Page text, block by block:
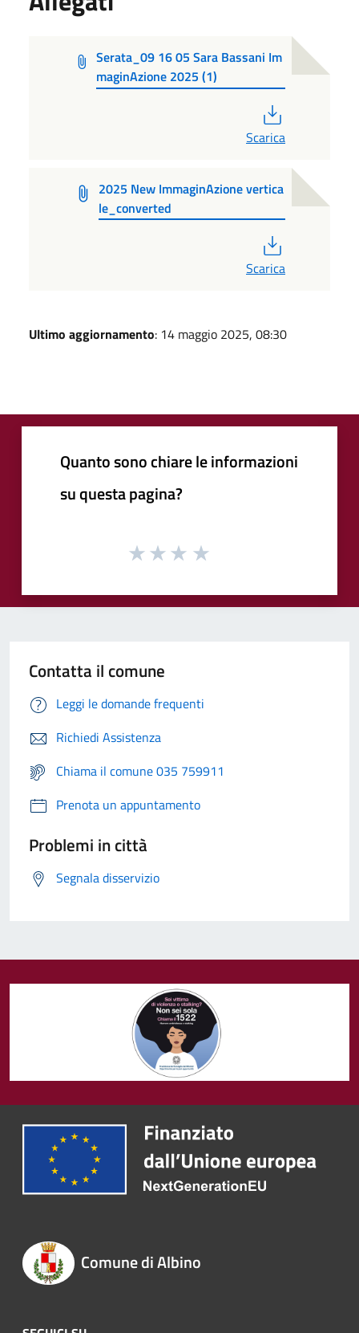
Serata_09 16 05 Sara Bassani Im
maginAzione 2025 (1)
Scarica
2025 New ImmaginAzione vertica
le_converted
Scarica
Ultimo aggiornamento: 14 maggio 2025, 08:30
Quanto sono chiare le informazioni
su questa pagina?
Contatta il comune
Leggi le domande frequenti
Richiedi Assistenza
Chiama il comune 035 759911
Prenota un appuntamento
Problemi in città
Segnala disservizio
Comune di Albino